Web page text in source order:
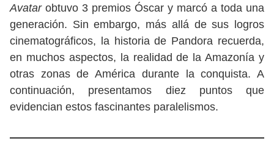
Avatarobtuvo 3 premios Óscar y marcó a toda una
generación. Sin embargo, más allá de sus logros
cinematográficos, la historia de Pandora recuerda,
en muchos aspectos, la realidad de la Amazonía y
otras zonas de América durante la conquista. A
continuación, presentamos diez puntos que
evidencian estos fascinantes paralelismos.